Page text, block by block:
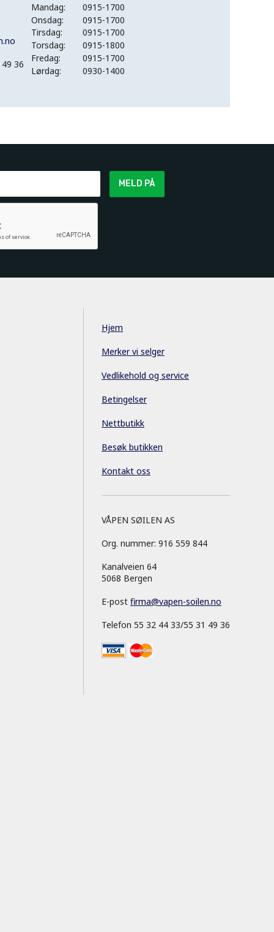
36
Mandag:
0915-1700
Onsdag:
0915-1700
Tirsdag:
0915-1700
Torsdag:
0915-1800
Fredag:
0915-1700
Lørdag:
0930-1400
MELD PÅ
Hjem
Merker vi selger
Vedlikehold og service
Betingelser
Nettbutikk
Besøk butikken
Kontakt oss
VÅPEN SØILEN AS
Org. nummer: 916 559 844
Kanalveien 64
5068 Bergen
E-post firma@vapen-soilen.no
Telefon 55 32 44 33/55 31 49 36